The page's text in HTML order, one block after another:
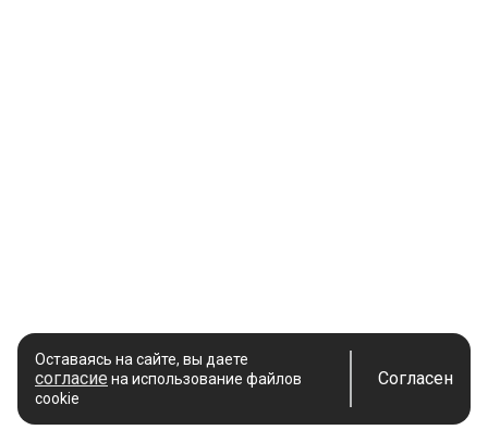
Оставаясь на сайте, вы даете
согласие на использование файлов
cookie
Согласен